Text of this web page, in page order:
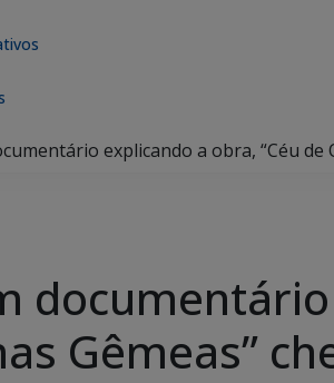
explicando a obra, “Céu de
Gêmeas”